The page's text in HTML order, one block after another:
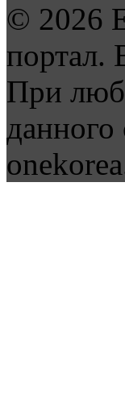
© 2026
портал.
При
данного